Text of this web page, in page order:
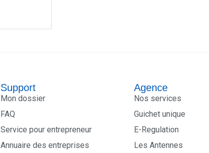
Support
Mon dossier
FAQ
Service pour entrepreneur
Annuaire des entreprises
Agence
Nos services
Guichet unique
E-Regulation
Les Antennes